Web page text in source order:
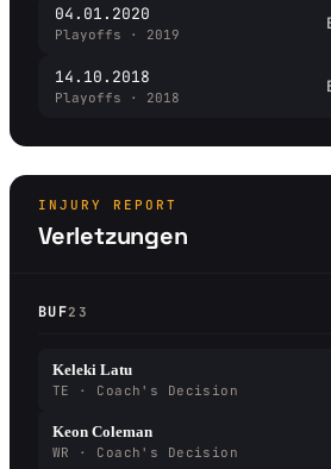
04.01.2020
Playoffs · 2019
14.10.2018
Playoffs · 2018
INJURY REPORT
Verletzungen
BUF23
Keleki Latu
TE · Coach's Decision
Keon Coleman
WR · Coach's Decision